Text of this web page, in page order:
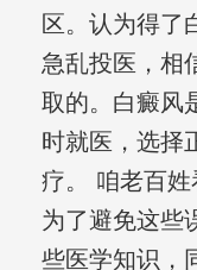
区。认为得了
急乱投医，相
取的。白癜风
时就医，选择
疗。 咱老百姓
为了避免这些
些医学知识，